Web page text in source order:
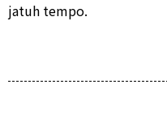
jatuh tempo.